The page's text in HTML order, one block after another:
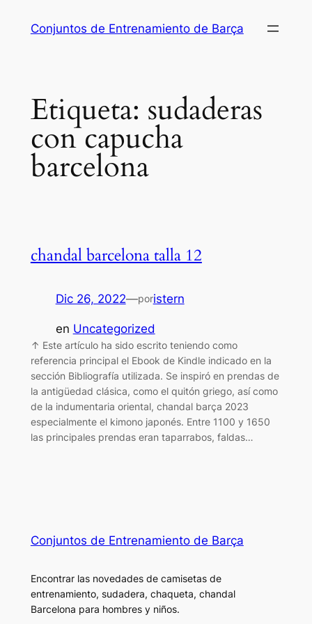
Conjuntos de Entrenamiento de Barça
Etiqueta: sudaderas
con capucha
barcelona
chandal barcelona talla 12
Dic 26, 2022—poristern
en Uncategorized
↑ Este artículo ha sido escrito teniendo como
referencia principal el Ebook de Kindle indicado en la
sección Bibliografía utilizada. Se inspiró en prendas de
la antigüedad clásica, como el quitón griego, así como
de la indumentaria oriental, chandal barça 2023
especialmente el kimono japonés. Entre 1100 y 1650
las principales prendas eran taparrabos, faldas…
Conjuntos de Entrenamiento de Barça
Encontrar las novedades de camisetas de
entrenamiento, sudadera, chaqueta, chandal
Barcelona para hombres y niños.